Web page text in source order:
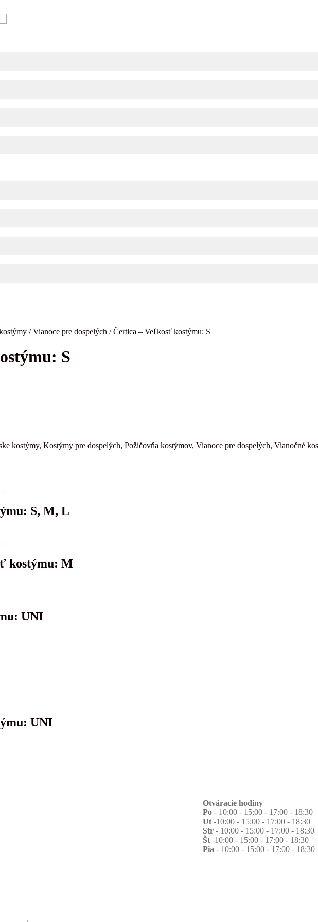
/Vianoce pre dospelých /Čertica – Veľkosť kostýmu: S
S
kostýmy, Kostýmy pre dospelých, Požičovňa kostýmov, Vianoce pre dospelých, Vianočné
S, M, L
kostýmu: M
UNI
UNI
Otváracie hodiny
Po - 10:00 - 15:00 - 17:00 - 18:30
Ut -10:00 - 15:00 - 17:00 - 18:30
Str - 10:00 - 15:00 - 17:00 - 18:30
Št -10:00 - 15:00 - 17:00 - 18:30
Pia - 10:00 - 15:00 - 17:00 - 18:30